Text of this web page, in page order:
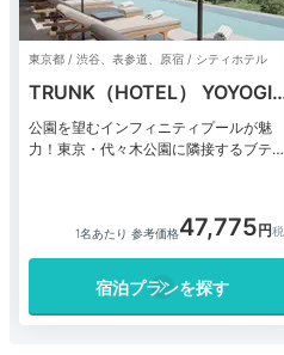
東京都 / 渋谷、表参道、原宿 / シティホテル
TRUNK（HOTEL） YOYOGI
PARK
公園を望むインフィニティプールが魅
力！東京・代々木公園に隣接するブティ
1名あたり 参考価格47,775
宿泊プランを探す